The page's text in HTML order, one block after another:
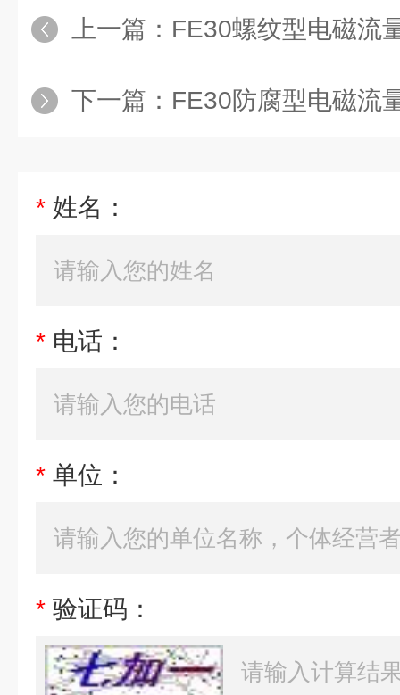
上一篇： FE30螺纹型电磁流
下一篇： FE30防腐型电磁流
* 姓名：
* 电话：
* 单位：
* 验证码：